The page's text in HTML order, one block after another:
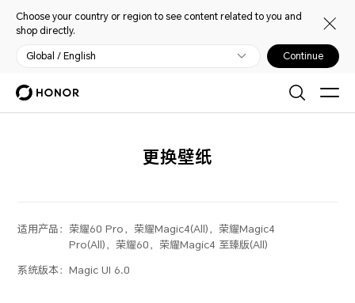
Choose your country or region to see content related to you and
shop directly.
Global / English Continue
更换壁纸
适用产品： 荣耀60 Pro，荣耀Magic4(All)，荣耀Magic4
Pro(All)，荣耀60，荣耀Magic4 至臻版(All)
系统版本：Magic UI 6.0